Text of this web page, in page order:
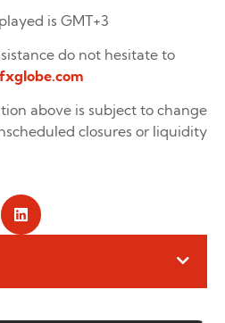
is GMT+3
do not hesitate to
above is subject to change
closures or liquidity